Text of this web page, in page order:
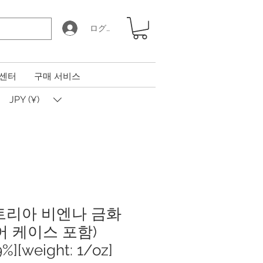
ログイン
터 구매 서비스
JPY (¥)
리아 비엔나 금화
케이스 포함)
1/oz]